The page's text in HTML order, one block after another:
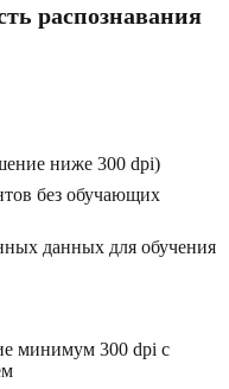
распознавания
ниже 300 dpi)
без обучающих
данных для обучения
минимум 300 dpi с